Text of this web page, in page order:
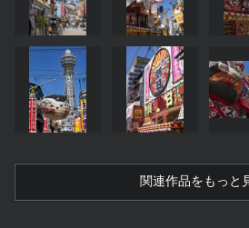
関連作品をもっと